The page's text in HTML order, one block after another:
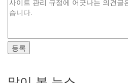
등록